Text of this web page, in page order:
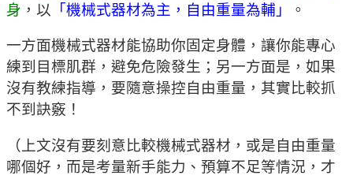
身 ，以 「機械式器材為主，自由重量為輔」 。
一方面機械式器材能協助你固定身體，讓你能專心
練到目標肌群，避免危險發生；另一方面是，如果
沒有教練指導，要隨意操控自由重量，其實比較抓
不到訣竅！
（上文沒有要刻意比較機械式器材，或是自由重量
哪個好，而是考量新手能力、預算不足等情況，才